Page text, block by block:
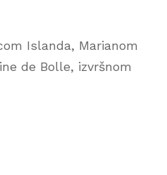
Islanda, Marianom
de Bolle, izvršnom